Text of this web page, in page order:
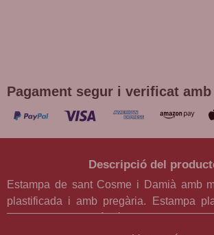
Pagament segur i verificat amb
Descripció del
Estampa de sant Cosme i Damià amb
plastificada i amb pregària. Estampa
Cosme i sant Damià, té una petita